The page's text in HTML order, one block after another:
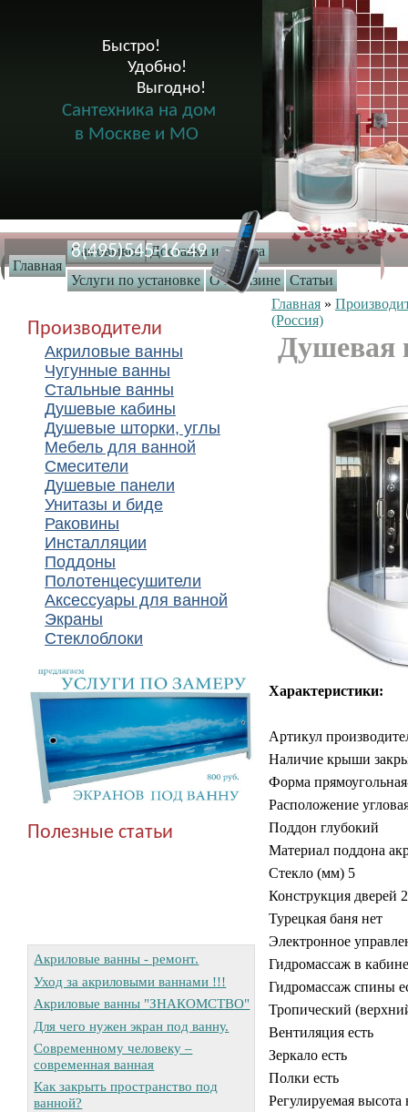
Главная
Самовывоз Доставка и оплата
Услуги по установке О магазине Статьи
Быстро!
              Удобно!
                      Выгодно!
Сантехника на дом
в Москве и МО
8(495)545-16-49
Производители
Акриловые ванны
Чугунные ванны
Стальные ванны
Душевые кабины
Душевые шторки, углы
Мебель для ванной
Смесители
Душевые панели
Унитазы и биде
Раковины
Инсталляции
Поддоны
Полотенцесушители
Аксессуары для ванной
Экраны
Стеклоблоки
Полезные статьи
Акриловые ванны - ремонт.
Уход за акриловыми ваннами !!!
Акриловые ванны "ЗНАКОМСТВО"
Для чего нужен экран под ванну.
Современному человеку –
современная ванная
Как закрыть пространство под
ванной?
Главная »
(Россия)
Душевая
Характеристики:
Артикул
Наличие крыши
Форма
Расположение
Поддон глубокий
Материал поддона
Стекло (мм) 5
Конструкция дверей
Турецкая баня нет
Электронное
Гидромассаж в
Гидромассаж спины
Тропический
Вентиляция есть
Зеркало есть
Полки есть
Регулируемая высота